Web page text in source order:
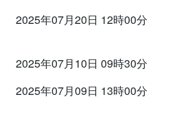
2025年07月20日 12時00分
2025年07月10日 09時30分
2025年07月09日 13時00分